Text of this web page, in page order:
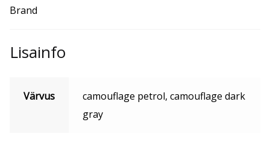
Brand
Lisainfo
Värvus
camouflage petrol, camouflage dark
gray